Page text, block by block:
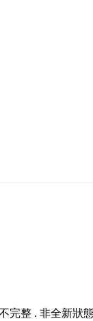
完整 . 非全新狀